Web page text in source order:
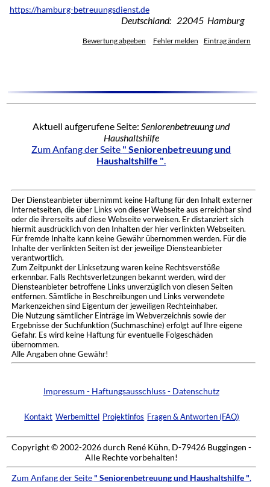
https://hamburg-betreuungsdienst.de
Deutschland: 22045 Hamburg
Bewertung abgeben Fehler melden Eintrag ändern
Aktuell aufgerufene Seite:Seniorenbetreuung und
Haushaltshilfe
Zum Anfang der Seite " Seniorenbetreuung und
Haushaltshilfe ".
Der Diensteanbieter übernimmt keine Haftung für den Inhalt externer
Internetseiten, die über Links von dieser Webseite aus erreichbar sind
oder die ihrerseits auf diese Webseite verweisen. Er distanziert sich
hiermit ausdrücklich von den Inhalten der hier verlinkten Webseiten.
Für fremde Inhalte kann keine Gewähr übernommen werden. Für die
Inhalte der verlinkten Seiten ist der jeweilige Diensteanbieter
verantwortlich.
Zum Zeitpunkt der Linksetzung waren keine Rechtsverstöße
erkennbar. Falls Rechtsverletzungen bekannt werden, wird der
Diensteanbieter betroffene Links unverzüglich von diesen Seiten
entfernen. Sämtliche in Beschreibungen und Links verwendete
Markenzeichen sind Eigentum der jeweiligen Rechteinhaber.
Die Nutzung sämtlicher Einträge im Webverzeichnis sowie der
Ergebnisse der Suchfunktion (Suchmaschine) erfolgt auf Ihre eigene
Gefahr. Es wird keine Haftung für eventuelle Folgeschäden
übernommen.
Alle Angaben ohne Gewähr!
Impressum - Haftungsausschluss - Datenschutz
Kontakt Werbemittel Projektinfos Fragen & Antworten (FAQ)
Copyright © 2002-2026 durch René Kühn, D-79426 Buggingen -
Alle Rechte vorbehalten!
Zum Anfang der Seite " Seniorenbetreuung und Haushaltshilfe ".